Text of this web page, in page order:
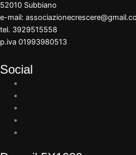
52010 Subbiano
e-mail:
tel. 3929515558
p.iva 01993980513
Social